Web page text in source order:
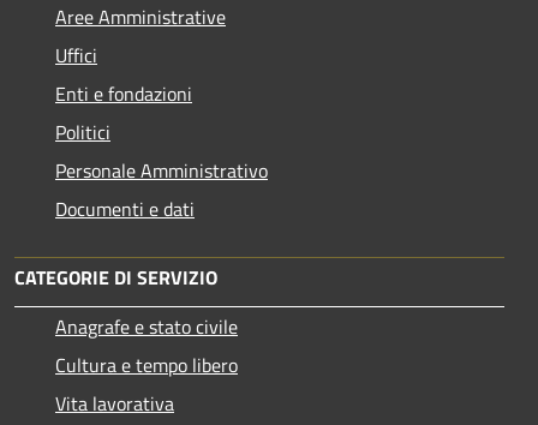
Aree Amministrative
Uffici
Enti e fondazioni
Politici
Personale Amministrativo
Documenti e dati
CATEGORIE DI SERVIZIO
Anagrafe e stato civile
Cultura e tempo libero
Vita lavorativa